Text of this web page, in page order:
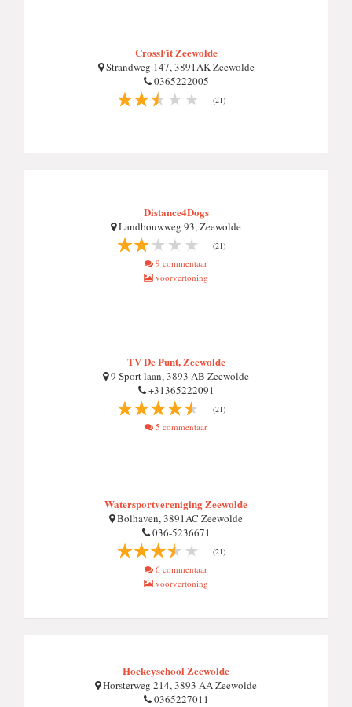
CrossFit Zeewolde
Strandweg 147, 3891AK Zeewolde
0365222005
(21)
Distance4Dogs
Landbouwweg 93, Zeewolde
(21)
9 commentaar
voorvertoning
TV De Punt, Zeewolde
9 Sport laan, 3893 AB Zeewolde
+31365222091
(21)
5 commentaar
Watersportvereniging Zeewolde
Bolhaven, 3891AC Zeewolde
036-5236671
(21)
6 commentaar
voorvertoning
Hockeyschool Zeewolde
Horsterweg 214, 3893 AA Zeewolde
0365227011